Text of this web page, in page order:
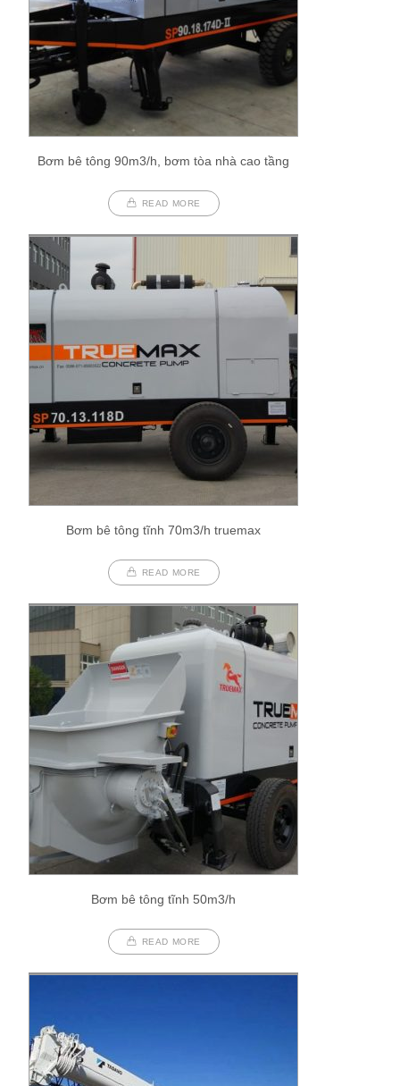
Bơm bê tông 90m3/h, bơm tòa nhà cao tầng
READ MORE
Bơm bê tông tĩnh 70m3/h truemax
READ MORE
Bơm bê tông tĩnh 50m3/h
READ MORE